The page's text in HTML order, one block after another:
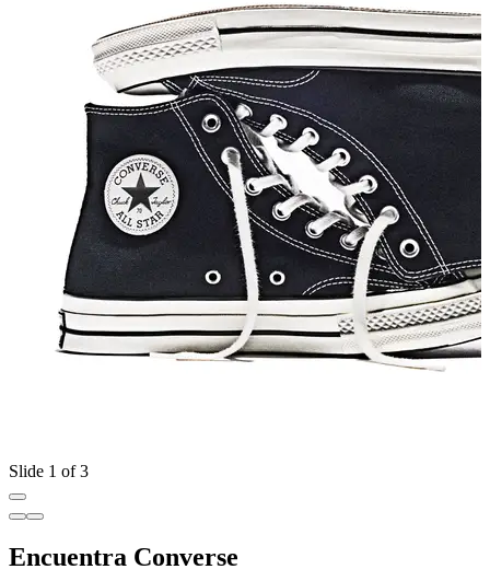
Slide 1 of 3
Encuentra Converse